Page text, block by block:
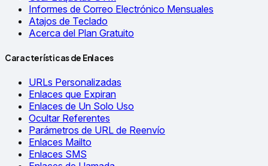
Informes de Correo Electrónico Mensuales
Atajos de Teclado
Acerca del Plan Gratuito
Características de Enlaces
URLs Personalizadas
Enlaces que Expiran
Enlaces de Un Solo Uso
Ocultar Referentes
Parámetros de URL de Reenvío
Enlaces Mailto
Enlaces SMS